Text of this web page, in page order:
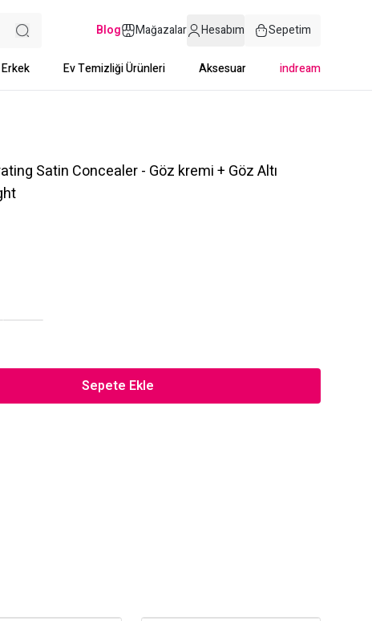
Blog Mağazalar Hesabım Sepetim
Erkek Ev Temizliği Ürünleri Aksesuar indream
Satin Concealer - Göz kremi + Göz Altı
Sepete Ekle